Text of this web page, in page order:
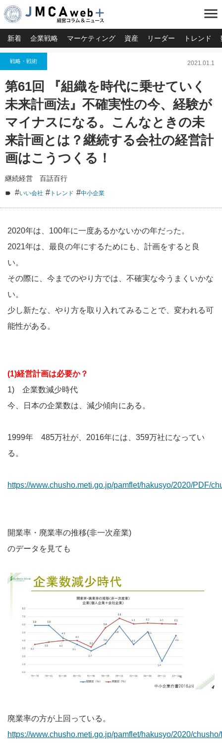
menu
新着 企業戦略 マーケティング 資産 リーダー トレンド
戦略・戦術 2021.01.1
第61回 『組織を時代に乗せていく
未来計画法』不確実性の今、経験が
マイナスになる。こんなときの未
来計画とは？継続する会社の経営計
画はこうつくる！
継続経営 百話百行
#いい会社 # トレンド #中小企業
2020年は、100年に一度あるかないかの年だった。
2021年は、最良の年にするためにも、計画をすると良
い。
その際に、今までのやり方では、不確実な今うまくいかな
い。
少し新たな、やり方を取り入れてみることで、変われる可
能性がある。
(1)経営計画は必要か？
1) 企業数減少時代
今、日本の企業数は、減少傾向にある。
1999年 485万社が、2016年には、359万社になってい
る。
https://www.chusho.meti.go.jp/pamflet/hakusyo/2020/PDF/
開業率・廃業率の推移(非一次産業)
のデータを見ても
廃業率の方が上回っている。
https://www.chusho.meti.go.jp/pamflet/hakusyo/2020/